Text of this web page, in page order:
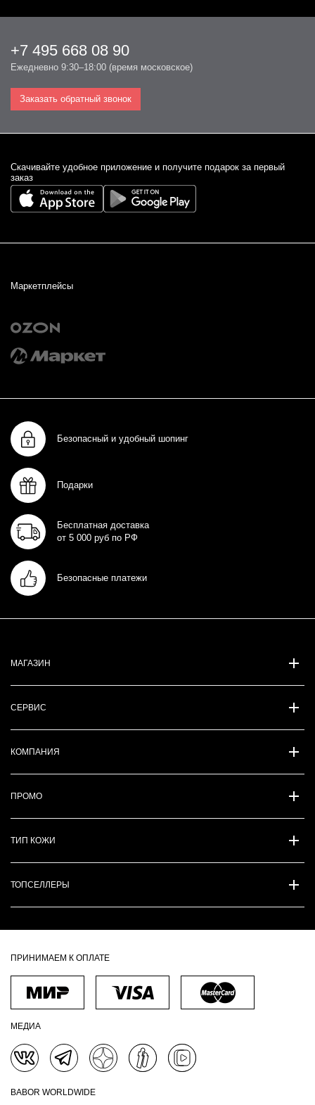
+7 495 668 08 90
Ежедневно 9:30–18:00 (время московское)
Заказать обратный звонок
Cкачивайте удобное приложение и получите подарок за первый
заказ
Маркетплейсы
Безопасный и удобный шопинг
Подарки
Бесплатная доставка
от 5 000 руб по РФ
Безопасные платежи
МАГАЗИН
СЕРВИС
КОМПАНИЯ
ПРОМО
ТИП КОЖИ
ТОПСЕЛЛЕРЫ
ПРИНИМАЕМ К ОПЛАТЕ
МЕДИА
BABOR WORLDWIDE